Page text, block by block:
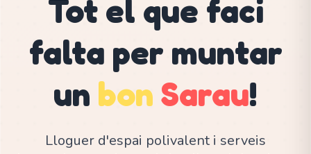
Tot el que faci
falta per muntar
un bon Sarau!
Lloguer d'espai polivalent i serveis